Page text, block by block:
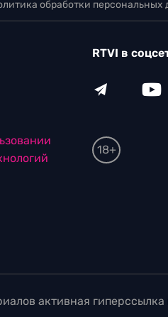
обработки персональных
RTVI в
18+
активная гиперссылка